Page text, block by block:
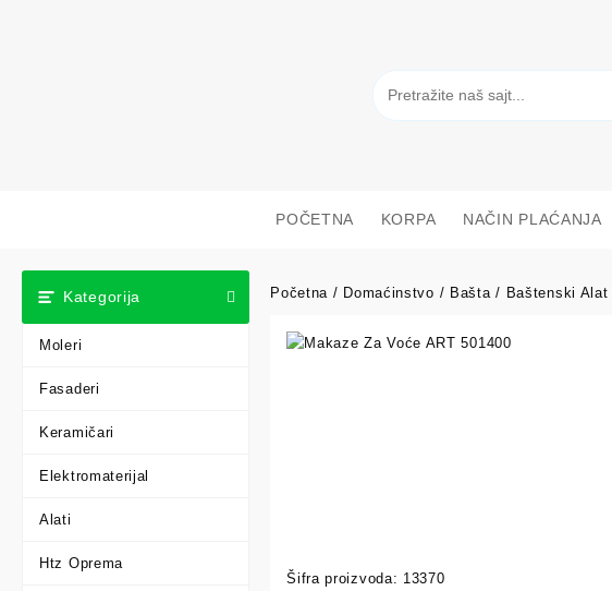
POČETNA KORPA NAČIN PLAĆANJA
Kategorija
Moleri
Fasaderi
Keramičari
Elektromaterijal
Alati
Htz Oprema
Početna / Domaćinstvo / Bašta/ Baštenski Alat
Šifra proizvoda: 13370